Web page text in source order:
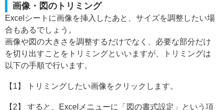
画像・図のトリミング
Excelシートに画像を挿入したあと、サイズを調整したい場
合もあるでしょう。
画像や図の大きさを調整するだけでなく、必要な部分だけ
を切り出すことをトリミングといいますが、トリミングは
以下の手順で行います。
【1】 トリミングしたい画像をクリックします。
【2】 すると、Excelメニューに「図の書式設定」という項